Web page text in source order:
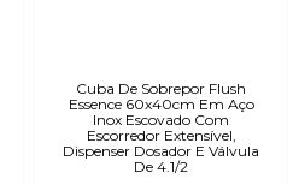
Cuba De Sobrepor Flush
Essence 60x40cm Em Aço
Inox Escovado Com
Escorredor Extensível,
Dispenser Dosador E Válvula
De 4.1/2